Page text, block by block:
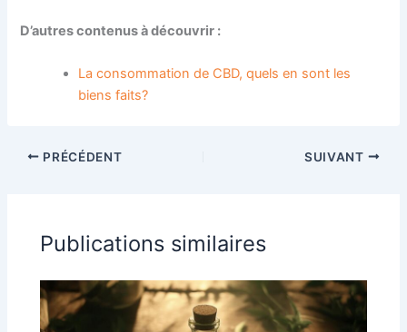
D’autres contenus à découvrir :
La consommation de CBD, quels en sont les
biens faits?
PRÉCÉDENT SUIVANT
Publications similaires